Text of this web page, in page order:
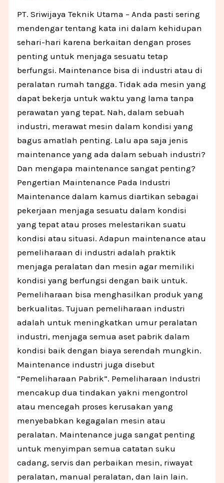
PT. Sriwijaya Teknik Utama – Anda pasti sering
mendengar tentang kata ini dalam kehidupan
sehari-hari karena berkaitan dengan proses
penting untuk menjaga sesuatu tetap
berfungsi. Maintenance bisa di industri atau di
peralatan rumah tangga. Tidak ada mesin yang
dapat bekerja untuk waktu yang lama tanpa
perawatan yang tepat. Nah, dalam sebuah
industri, merawat mesin dalam kondisi yang
bagus amatlah penting. Lalu apa saja jenis
maintenance yang ada dalam sebuah industri?
Dan mengapa maintenance sangat penting?
Pengertian Maintenance Pada Industri
Maintenance dalam kamus diartikan sebagai
pekerjaan menjaga sesuatu dalam kondisi
yang tepat atau proses melestarikan suatu
kondisi atau situasi. Adapun maintenance atau
pemeliharaan di industri adalah praktik
menjaga peralatan dan mesin agar memiliki
kondisi yang berfungsi dengan baik untuk.
Pemeliharaan bisa menghasilkan produk yang
berkualitas. Tujuan pemeliharaan industri
adalah untuk meningkatkan umur peralatan
industri, menjaga semua aset pabrik dalam
kondisi baik dengan biaya serendah mungkin.
Maintenance industri juga disebut
“Pemeliharaan Pabrik”. Pemeliharaan Industri
mencakup dua tindakan yakni mengontrol
atau mencegah proses kerusakan yang
menyebabkan kegagalan mesin atau
peralatan. Maintenance juga sangat penting
untuk menyimpan semua catatan suku
cadang, servis dan perbaikan mesin, riwayat
peralatan, manual peralatan, dan lain lain.